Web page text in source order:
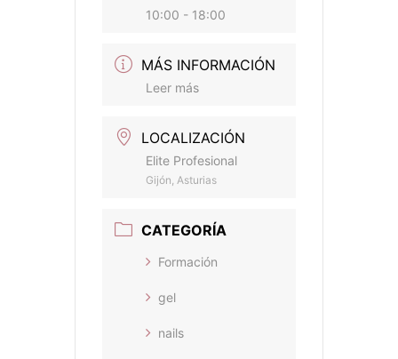
10:00 - 18:00
MÁS INFORMACIÓN
Leer más
LOCALIZACIÓN
Elite Profesional
Gijón, Asturias
CATEGORÍA
Formación
gel
nails